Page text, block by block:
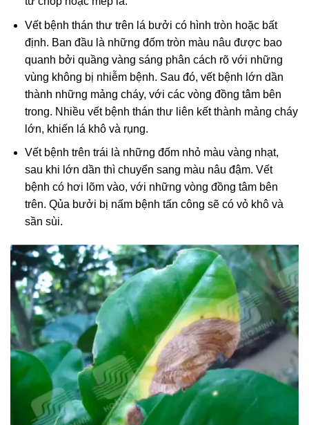
Vết bệnh thán thư trên lá bưởi có hình tròn hoặc bất
định. Ban đầu là những đốm tròn màu nâu được bao
quanh bởi quầng vàng sáng phân cách rõ với những
vùng không bị nhiễm bệnh. Sau đó, vết bệnh lớn dần
thành những mảng cháy, với các vòng đồng tâm bên
trong. Nhiều vết bệnh thán thư liên kết thành mảng cháy
lớn, khiến lá khô và rụng.
Vết bệnh trên trái là những đốm nhỏ màu vàng nhạt,
sau khi lớn dần thì chuyển sang màu nâu đậm. Vết
bệnh có hơi lõm vào, với những vòng đồng tâm bên
trên. Qủa bưởi bị nấm bệnh tấn công sẽ có vỏ khô và
sần sùi.